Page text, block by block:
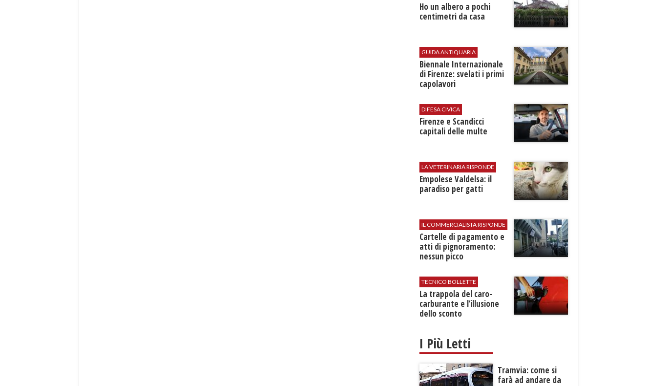
Ho un albero a pochi
centimetri da casa
GUIDA ANTIQUARIA
Biennale Internazionale
di Firenze: svelati i primi
capolavori
DIFESA CIVICA
Firenze e Scandicci
capitali delle multe
LA VETERINARIA RISPONDE
Empolese Valdelsa: il
paradiso per gatti
IL COMMERCIALISTA RISPONDE
Cartelle di pagamento e
atti di pignoramento:
nessun picco
TECNICO BOLLETTE
​La trappola del caro-
carburante e l’illusione
dello sconto
I Più Letti
Tramvia: come si
farà ad andare da